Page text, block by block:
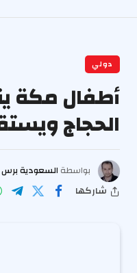
دولي
أطفال مكة
الحجاج
بواسطة السعودية برس
شاركها